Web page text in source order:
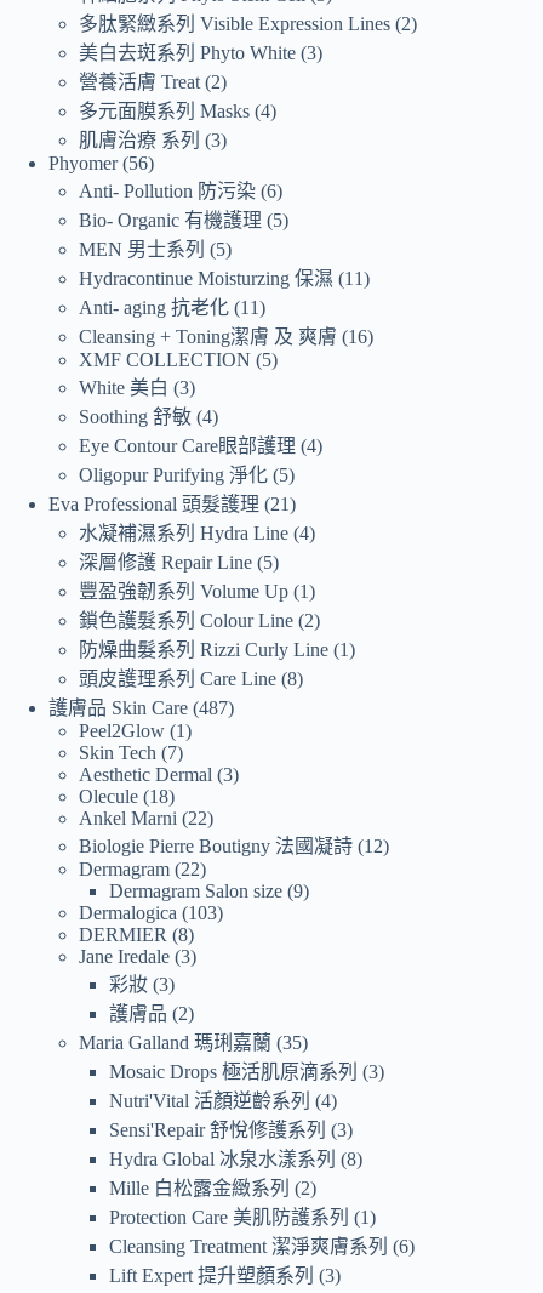
多肽緊緻系列 Visible Expression Lines 2
美白去斑系列 Phyto White 3
營養活膚 Treat 2
多元面膜系列 Masks 4
肌膚治療 系列
3
Phyomer 56
Anti- Pollution 防污染 6
Bio- Organic 有機護理
5
MEN 男士系列
5
Hydracontinue Moisturzing 保濕
11
Anti- aging 抗老化 11
Cleansing + Toning潔膚 及 爽膚
16
XMF COLLECTION
5
White 美白
3
Soothing 舒敏 4
Eye Contour Care眼部護理 4
Oligopur Purifying 淨化 5
Eva Professional 頭髮護理
21
水凝補濕系列 Hydra Line 4
深層修護 Repair Line 5
豐盈強韌系列 Volume Up 1
鎖色護髮系列 Colour Line 2
防燥曲髮系列 Rizzi Curly Line 1
頭皮護理系列 Care Line 8
護膚品 Skin Care 487
Peel2Glow 1
Skin Tech
7
Aesthetic Dermal 3
Olecule 18
Ankel Marni
22
Biologie Pierre Boutigny 法國凝詩 12
Dermagram 22
Dermagram Salon size 9
Dermalogica
103
DERMIER
8
Jane Iredale 3
彩妝 3
護膚品
2
Maria Galland 瑪琍嘉蘭 35
Mosaic Drops 極活肌原滴系列
3
Nutri'Vital 活顏逆齡系列
4
Sensi'Repair 舒悅修護系列
3
Hydra Global 冰泉水漾系列
8
Mille 白松露金緻系列
2
Protection Care 美肌防護系列
1
Cleansing Treatment 潔淨爽膚系列
6
Lift Expert 提升塑顏系列
3